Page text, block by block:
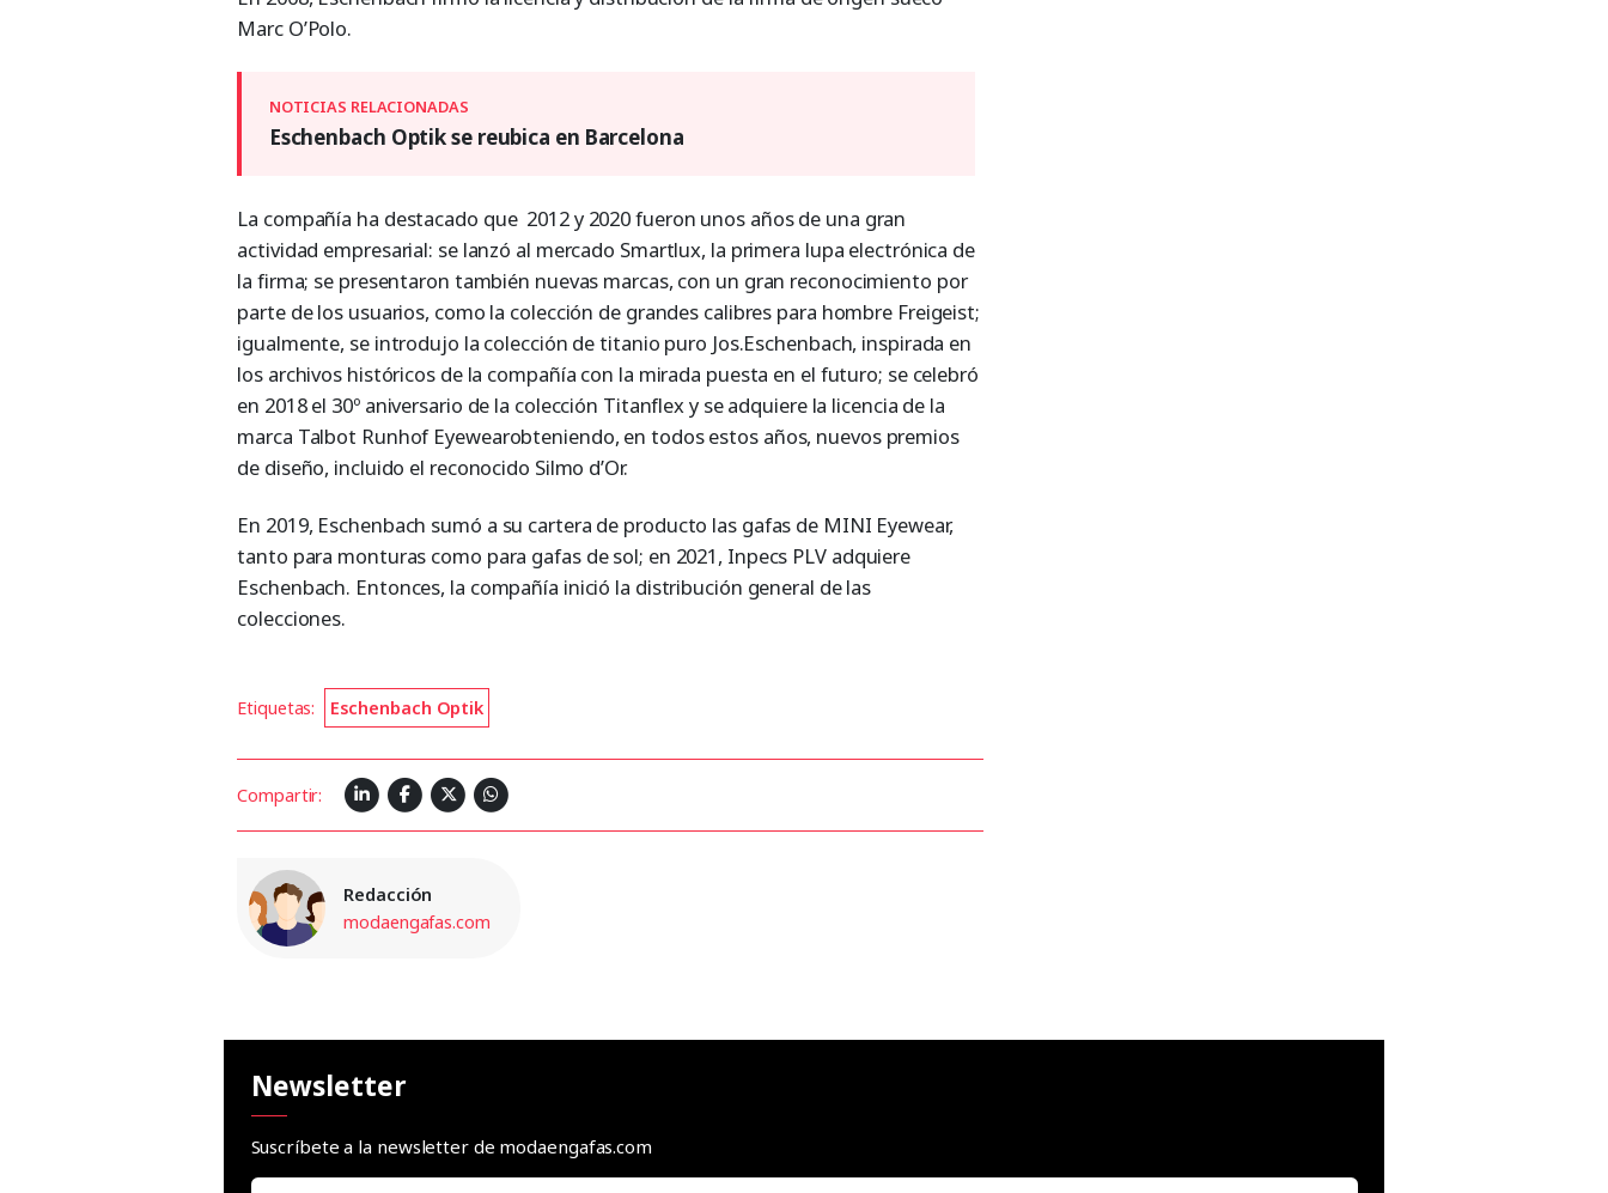
Marc O’Polo.
Eschenbach Optik se reubica en Barcelona
La compañía ha destacado que 2012 y 2020 fueron unos años de una gran
actividad empresarial: se lanzó al mercado Smartlux, la primera lupa electrónica de
la firma; se presentaron también nuevas marcas, con un gran reconocimiento por
parte de los usuarios, como la colección de grandes calibres para hombre Freigeist;
igualmente, se introdujo la colección de titanio puro Jos.Eschenbach, inspirada en
los archivos históricos de la compañía con la mirada puesta en el futuro; se celebró
en 2018 el 30º aniversario de la colección Titanflex y se adquiere la licencia de la
marca Talbot Runhof Eyewearobteniendo, en todos estos años, nuevos premios
de diseño, incluido el reconocido Silmo d’Or.
En 2019, Eschenbach sumó a su cartera de producto las gafas de MINI Eyewear,
tanto para monturas como para gafas de sol; en 2021, Inpecs PLV adquiere
Eschenbach. Entonces, la compañía inició la distribución general de las
colecciones.
Etiquetas: Eschenbach Optik
Compartir:
Redacción
modaengafas.com
Newsletter
Suscríbete a la newsletter de modaengafas.com